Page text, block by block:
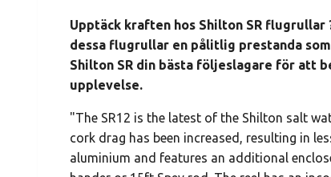
Upptäck kraften hos Shilton SR
dessa flugrullar en pålitlig prestanda
Shilton SR din bästa följeslagare för att
upplevelse.
"The SR12 is the latest of the Shilton salt
cork drag has been increased, resulting in
aluminium and features an additional